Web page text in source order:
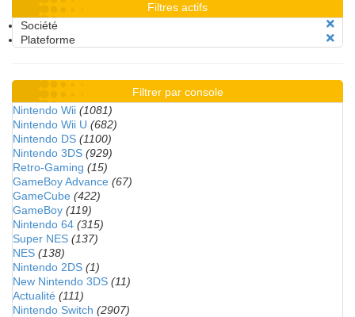
Filtres actifs
Société
Plateforme
Filtrer par console
Nintendo Wii (1081)
Nintendo Wii U (682)
Nintendo DS (1100)
Nintendo 3DS (929)
Retro-Gaming (15)
GameBoy Advance (67)
GameCube (422)
GameBoy (119)
Nintendo 64 (315)
Super NES (137)
NES (138)
Nintendo 2DS (1)
New Nintendo 3DS (11)
Actualité (111)
Nintendo Switch (2907)